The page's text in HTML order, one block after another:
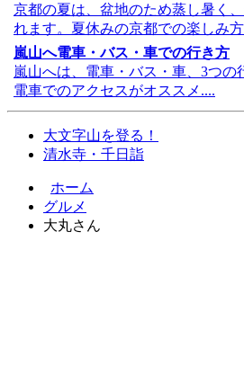
京都の夏は、盆地のため蒸し暑く
れます。夏休みの京都での楽しみ
嵐山へ電車・バス・車での行き方
嵐山へは、電車・バス・車、3つの
電車でのアクセスがオススメ....
大文字山を登る！
清水寺・千日詣
ホーム
グルメ
大丸さん